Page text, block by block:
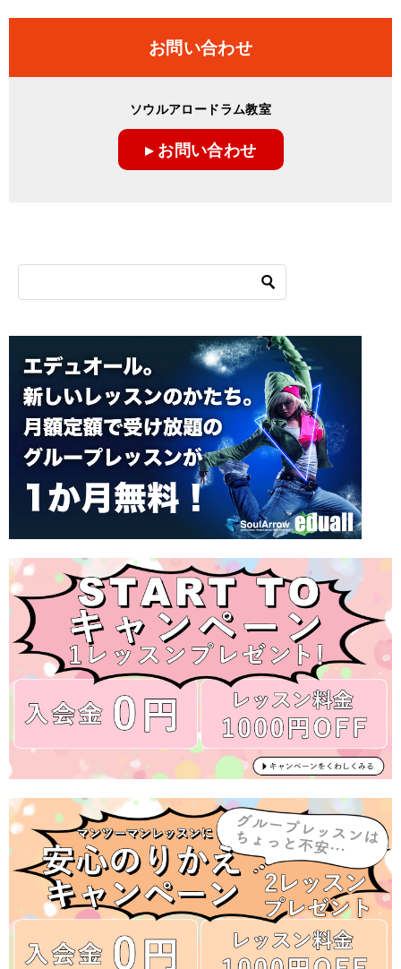
お問い合わせ
ソウルアロードラム教室
▸ お問い合わせ